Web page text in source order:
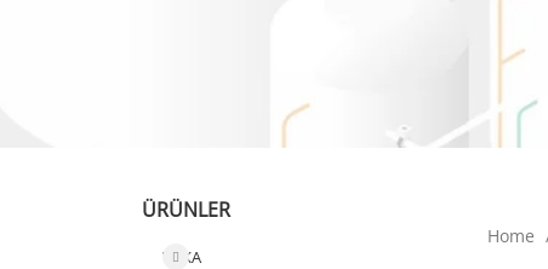
ÜRÜNLER
WIKA
Home